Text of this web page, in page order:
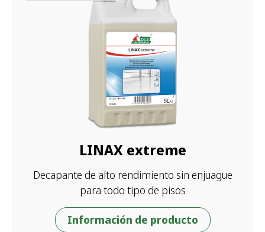
LINAX extreme
Decapante de alto rendimiento sin enjuague
para todo tipo de pisos
Información de producto